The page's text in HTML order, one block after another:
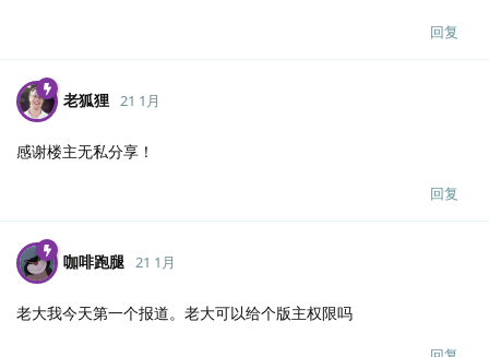
回复
老狐狸 21 1月
感谢楼主无私分享！
回复
咖啡跑腿 21 1月
老大我今天第一个报道。老大可以给个版主权限吗